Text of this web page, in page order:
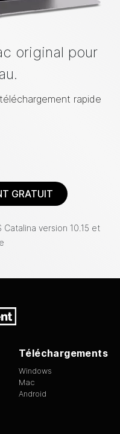
original pour
rapide
GRATUIT
version 10.15 et
Téléchargements
Windows
Mac
Android